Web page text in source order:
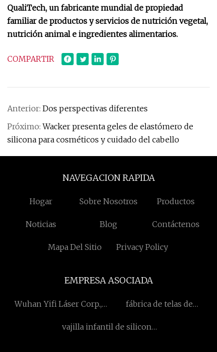
QualiTech, un fabricante mundial de propiedad
familiar de productos y servicios de nutrición vegetal,
nutrición animal e ingredientes alimentarios.
COMPARTIR
Anterior: Dos perspectivas diferentes
Próximo:Wacker presenta geles de elastómero de
silicona para cosméticos y cuidado del cabello
NAVEGACION RAPIDA
Hogar Sobre Nosotros Productos
Noticias Blog Contáctenos
Mapa Del Sitio Privacy Policy
EMPRESA ASOCIADA
Wuhan Yifi Láser Corp.,
fábrica de telas de
vajilla infantil de silicona